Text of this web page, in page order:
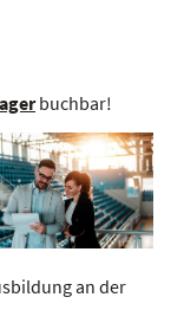
buchbar!
an der